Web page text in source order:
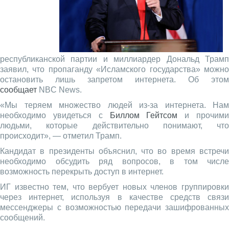
республиканской партии и миллиардер Дональд Трамп
заявил, что пропаганду «Исламского государства» можно
остановить лишь запретом интернета. Об этом
сообщает NBC News.
«Мы теряем множество людей из-за интернета. Нам
необходимо увидеться с
Биллом Гейтсом и прочими
людьми, которые действительно понимают, что
происходит», — отметил Трамп.
Кандидат в президенты объяснил, что во время встречи
необходимо обсудить ряд вопросов, в том числе
возможность перекрыть доступ в интернет.
ИГ известно тем, что вербует новых членов группировки
через интернет, используя в качестве средств связи
мессенджеры с возможностью передачи зашифрованных
сообщений.